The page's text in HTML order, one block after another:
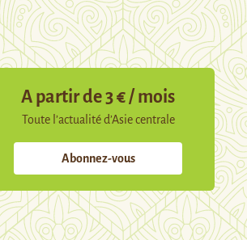
A partir de 3 € / mois
Toute l’actualité d’Asie centrale
Abonnez-vous